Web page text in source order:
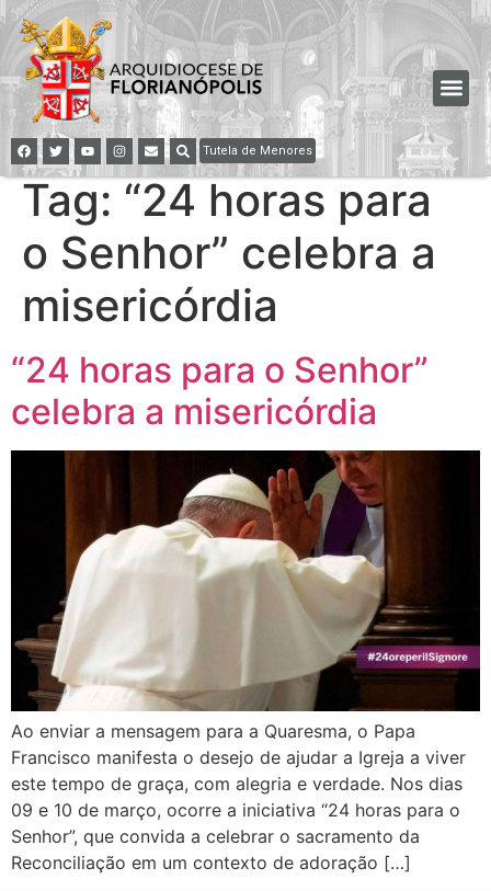
Tutela de Menores
Tag: “24 horas para
o Senhor” celebra a
misericórdia
“24 horas para o Senhor”
celebra a misericórdia
Ao enviar a mensagem para a Quaresma, o Papa
Francisco manifesta o desejo de ajudar a Igreja a viver
este tempo de graça, com alegria e verdade. Nos dias
09 e 10 de março, ocorre a iniciativa “24 horas para o
Senhor”, que convida a celebrar o sacramento da
Reconciliação em um contexto de adoração […]